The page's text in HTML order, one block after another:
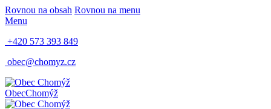
Rovnou na obsah Rovnou na menu
Menu
+420 573 393 849
obec@chomyz.cz
ObecChomýž